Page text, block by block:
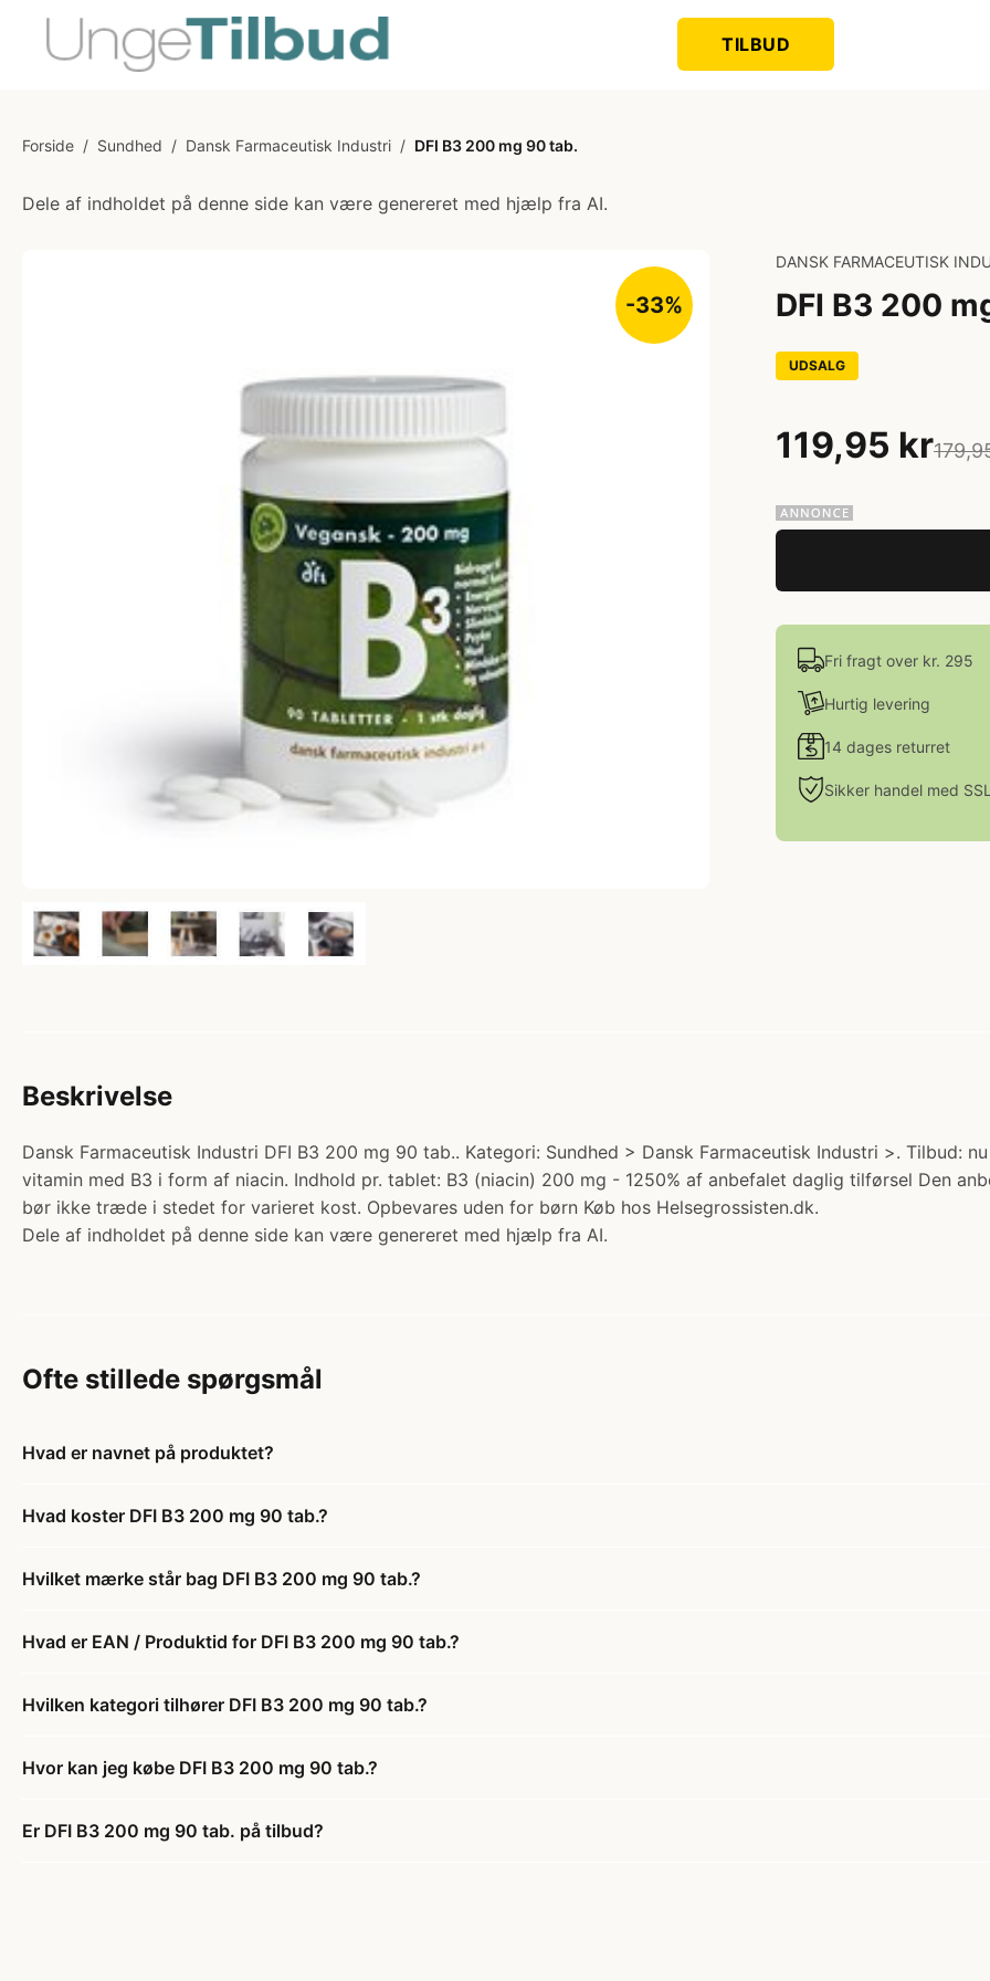
TILBUD
Forside / Sundhed / Dansk Farmaceutisk Industri / DFI B3 200 mg 90 tab.
Dele af indholdet på denne side kan være genereret med hjælp fra AI.
-33%
DANSK FARMACEUTISK
DFI B3 200
UDSALG
119,95 kr
Fri fragt over kr. 295
Hurtig levering
14 dages returret
Sikker handel med SSL
Beskrivelse
Dansk Farmaceutisk Industri DFI B3 200 mg 90 tab.. Kategori: Sundhed > Dansk Farmaceutisk Industri >. Tilbud:
vitamin med B3 i form af niacin. Indhold pr. tablet: B3 (niacin) 200 mg - 1250% af anbefalet daglig tilførsel Den
bør ikke træde i stedet for varieret kost. Opbevares uden for børn Køb hos Helsegrossisten.dk.
Dele af indholdet på denne side kan være genereret med hjælp fra AI.
Ofte stillede spørgsmål
Hvad er navnet på produktet?
Hvad koster DFI B3 200 mg 90 tab.?
Hvilket mærke står bag DFI B3 200 mg 90 tab.?
Hvad er EAN / Produktid for DFI B3 200 mg 90 tab.?
Hvilken kategori tilhører DFI B3 200 mg 90 tab.?
Hvor kan jeg købe DFI B3 200 mg 90 tab.?
Er DFI B3 200 mg 90 tab. på tilbud?